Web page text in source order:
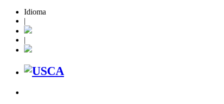
Idioma
|
|